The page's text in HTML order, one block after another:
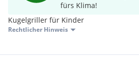
fürs Klima!
Kugelgriller für Kinder
Rechtlicher Hinweis